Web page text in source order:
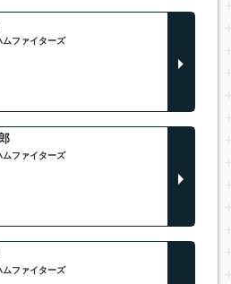
ムファイターズ
ムファイターズ
ムファイターズ